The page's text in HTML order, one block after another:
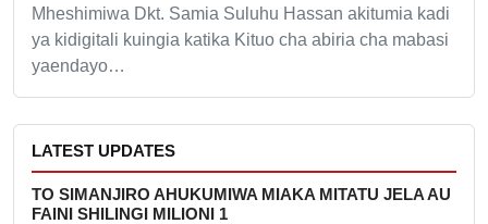
Mheshimiwa Dkt. Samia Suluhu Hassan akitumia kadi
ya kidigitali kuingia katika Kituo cha abiria cha mabasi
yaendayo…
LATEST UPDATES
TO SIMANJIRO AHUKUMIWA MIAKA MITATU JELA AU
FAINI SHILINGI MILIONI 1